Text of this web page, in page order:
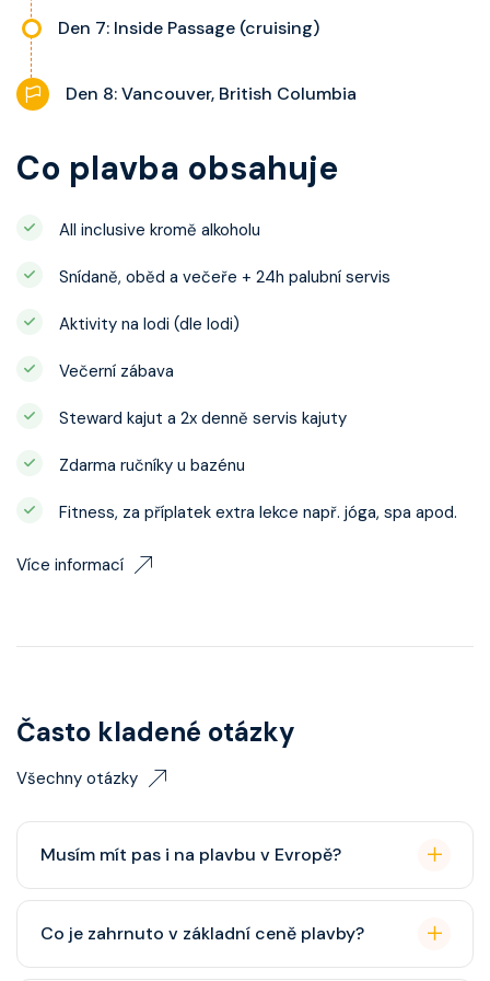
Den 7: Inside Passage (cruising)
Den 8: Vancouver, British Columbia
Co plavba obsahuje
All inclusive kromě alkoholu
Snídaně, oběd a večeře + 24h palubní servis
Aktivity na lodi (dle lodi)
Večerní zábava
Steward kajut a 2x denně servis kajuty
Zdarma ručníky u bazénu
Fitness, za příplatek extra lekce např. jóga, spa apod.
Více informací
Často kladené otázky
Všechny otázky
Musím mít pas i na plavbu v Evropě?
Pas je vždy lepší, ale občanský průkaz pro plavby po
Evropě stačí. Doporučuje se platnost minimálně 6
měsíců po skončení plavby.
Co je zahrnuto v základní ceně plavby?